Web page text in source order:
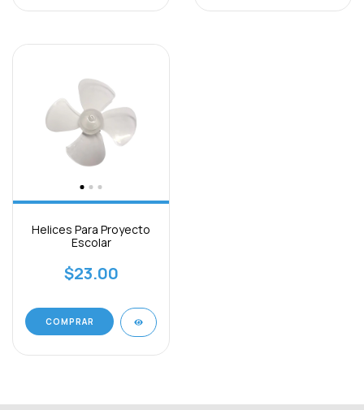
Helices Para Proyecto
Escolar
$23.00
COMPRAR